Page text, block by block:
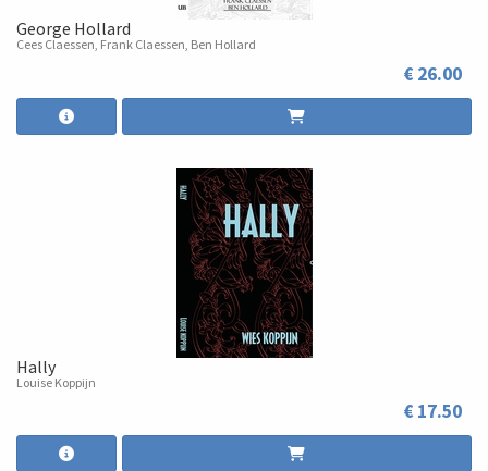
George Hollard
Cees Claessen, Frank Claessen, Ben Hollard
€ 26.00
Hally
Louise Koppijn
€ 17.50